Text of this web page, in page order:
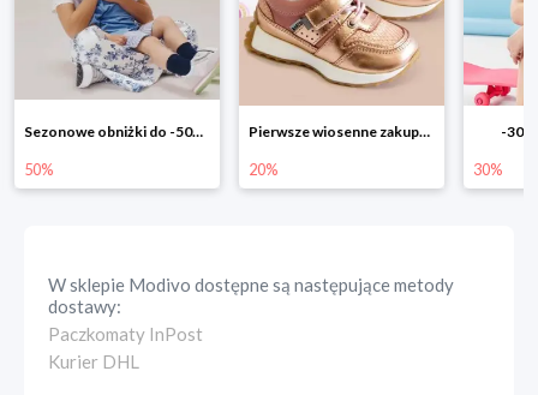
Pierwsze wiosenne zakupy -20%
20%
-30% na wszystko!!
30%
-40%
40%
W sklepie Modivo dostępne są następujące metody
dostawy:
Paczkomaty InPost
Kurier DHL